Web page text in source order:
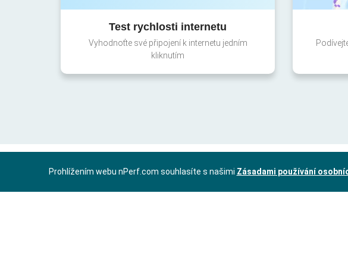
Test rychlosti internetu
Vyhodnoťte své připojení k internetu jedním
kliknutím
Prohlížením webu nPerf.com souhlasíte s našimi Zásadami používání